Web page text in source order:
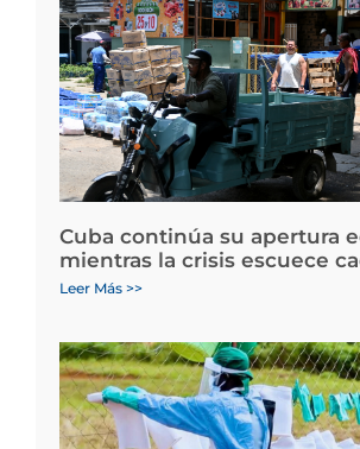
Cuba continúa su apertura
mientras la crisis escuece
Leer Más >>